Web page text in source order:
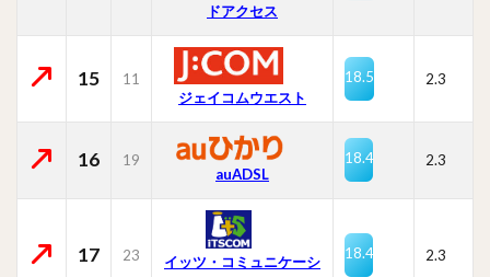
ドアクセス
15
11
ジェイコムウエスト
18.5 2.3
16
19
auADSL
18.4 2.3
17 23
イッツ・コミュニケーシ
18.4 2.3